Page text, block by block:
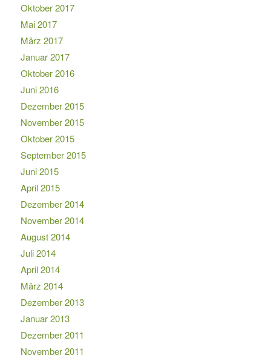
Oktober 2017
Mai 2017
März 2017
Januar 2017
Oktober 2016
Juni 2016
Dezember 2015
November 2015
Oktober 2015
September 2015
Juni 2015
April 2015
Dezember 2014
November 2014
August 2014
Juli 2014
April 2014
März 2014
Dezember 2013
Januar 2013
Dezember 2011
November 2011